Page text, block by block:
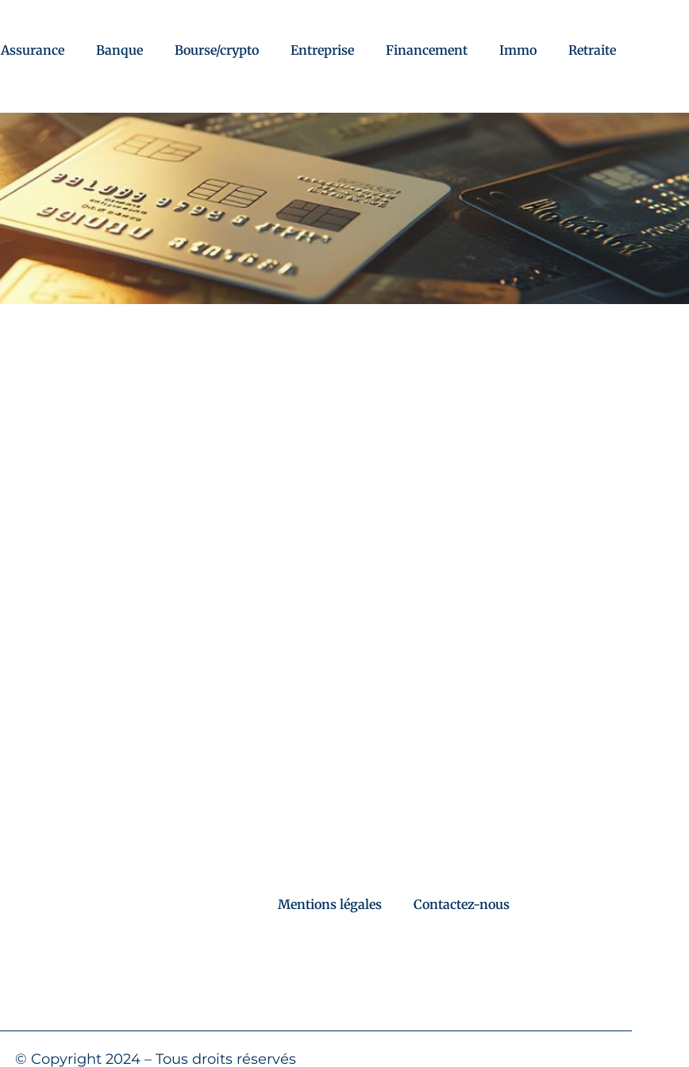
Assurance Banque Bourse/crypto Entreprise Financement Immo Retraite
Mentions légales Contactez-nous
© Copyright 2024 – Tous droits réservés